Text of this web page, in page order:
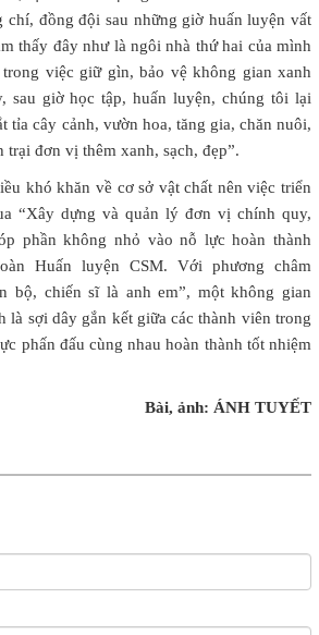
chí, đồng đội sau những giờ huấn luyện vất
thấy đây như là ngôi nhà thứ hai của mình
việc giữ gìn, bảo vệ không gian xanh
sau giờ học tập, huấn luyện, chúng tôi lại
tỉa cây cảnh, vườn hoa, tăng gia, chăn nuôi,
trại đơn vị thêm xanh, sạch, đẹp”.
khó khăn về cơ sở vật chất nên việc triển
“Xây dựng và quản lý đơn vị chính quy,
phần không nhỏ vào nỗ lực hoàn thành
Huấn luyện CSM. Với phương châm
bộ, chiến sĩ là anh em”, một không gian
là sợi dây gắn kết giữa các thành viên trong
phấn đấu cùng nhau hoàn thành tốt nhiệm
Bài, ảnh: ÁNH TUYẾT